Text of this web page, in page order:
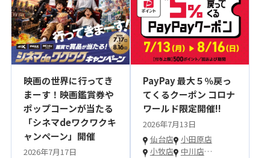
映画の世界に行ってき
まーす！映画鑑賞券や
ポップコーンが当たる
「シネマdeワクワクキ
ャンペーン」開催
2026年7月17日
PayPay 最大５％戻っ
てくるクーポン コロナ
ワールド限定開催!!
2026年7月13日
仙台店
小田原店
小牧店
中川店…